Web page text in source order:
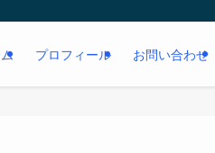
プロフィール お問い合わせ